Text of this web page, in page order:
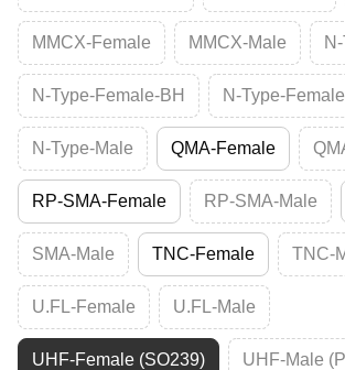
MMCX-Female MMCX-Male
N-Type-Female-BH N-Type-
N-Type-Male QMA-Female
RP-SMA-Female RP-SMA-Male
SMA-Male TNC-Female TNC-
U.FL-Female U.FL-Male
UHF-Female (SO239) UHF-Male